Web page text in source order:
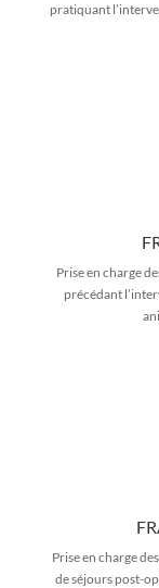
pratiquant
Prise en charge
précédant
Prise en charge
de séjours post-